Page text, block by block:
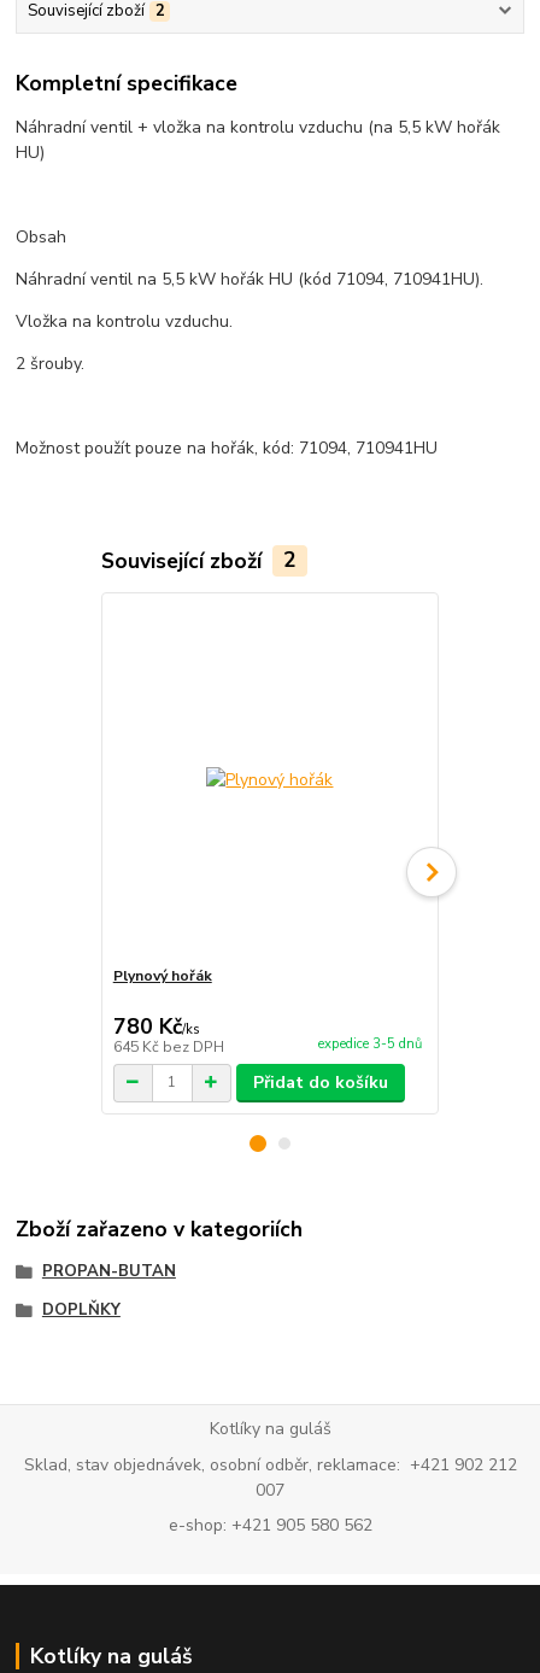
Související zboží 2
Kompletní specifikace
Náhradní ventil + vložka na kontrolu vzduchu (na 5,5 kW hořák
HU)
Obsah
Náhradní ventil na 5,5 kW hořák HU (kód 71094, 710941HU).
Vložka na kontrolu vzduchu.
2 šrouby.
Možnost použít pouze na hořák, kód: 71094, 710941HU
Související zboží 2
Plynový hořák
780 Kč/ks
645 Kč bez DPH expedice 3-5 dnů
Přidat do košíku
Zboží zařazeno v kategoriích
PROPAN-BUTAN
DOPLŇKY
Kotlíky na guláš
Sklad, stav objednávek, osobní odběr, reklamace: +421 902 212
007
e-shop: +421 905 580 562
Kotlíky na guláš